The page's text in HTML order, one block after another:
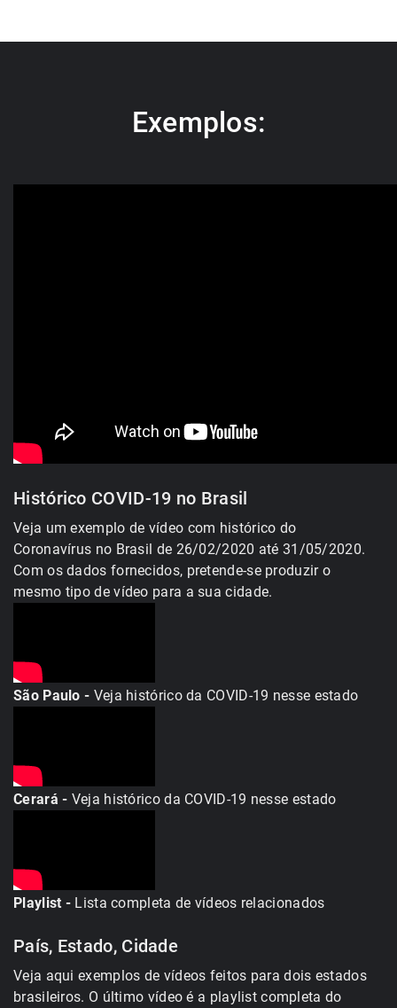
Exemplos:
Histórico COVID-19 no Brasil
Veja um exemplo de vídeo com histórico do
Coronavírus no Brasil de 26/02/2020 até 31/05/2020.
Com os dados fornecidos, pretende-se produzir o
mesmo tipo de vídeo para a sua cidade.
São Paulo - Veja histórico da COVID-19 nesse estado
Cerará - Veja histórico da COVID-19 nesse estado
Playlist - Lista completa de vídeos relacionados
País, Estado, Cidade
Veja aqui exemplos de vídeos feitos para dois estados
brasileiros. O último vídeo é a playlist completa do